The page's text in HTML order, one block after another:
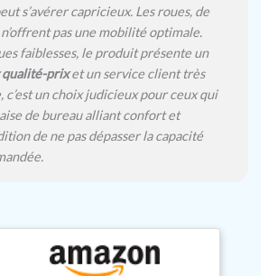
mousse de haute densité
est souple et ne se déforme
pas facilement. ★[Chaise
de grande qualité facile à
bureau à domicile a passé
le test BIFMA et le test de
pression statique de 1136
rapide et facile pour tout le
s’avérer capricieux. Les roues, de
pas une mobilité optimale.
faiblesses, le produit présente un
prixet un service client très
c’est un choix judicieux pour ceux qui
de bureau alliant confort et
de ne pas dépasser la capacité